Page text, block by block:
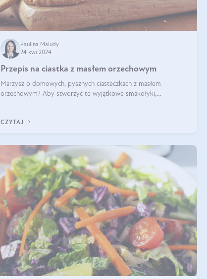
Paulina Maludy
24 kwi 2024
Przepis na ciastka z masłem orzechowym
Marzysz o domowych, pysznych ciasteczkach z masłem
orzechowym? Aby stworzyć te wyjątkowe smakołyki,
CZYTAJ